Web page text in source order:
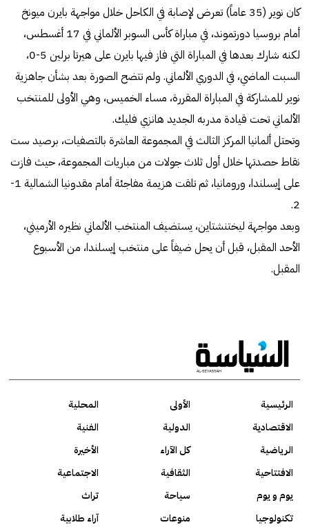
كان نوير (35 عاماً) تعرض لإصابة في الكاحل خلال مواجهة بايرن ميونخ
أمام بروسيا دورتموند، في مباراة كأس السوبر الألماني في 17 أغسطس،
لكنه شارك بعدها في المباراة التي فاز فيها بايرن على هيرتا برلين 5-0،
السبت الماضي، في الدوري الألماني. ولم تتضح الصورة بعد بشأن جاهزية
نوير للمشاركة في المباراة المقررة، مساء الخميس، وهي الأولى للمنتخب
الألماني تحت قيادة مدربه الجديد هانزي فليك.
وتحتل ألمانيا المركز الثالث في المجموعة العاشرة بالتصفيات، برصيد ست
نقاط حصدتها خلال أول ثلاث جولات من مباريات المجموعة، حيث فازت
على إيسلندا، ورومانيا، ثم تلقت هزيمة مفاجئة أمام مقدونيا الشمالية 1-
2.
وبعد مواجهة ليختنشتاين، يستضيف المنتخب الألماني نظيره الأرميني،
الأحد المقبل، قبل أن يحل ضيفاً على منتخب إيسلندا، من الأسبوع
المقبل.
الرئيسية الأولى
المحلية
الاقتصادية
الدولية
الفنية
الرياضية
كل الآراء
الأخيرة
الافتتاحية
الثقافية
الاجتماعية
يوم و يوم
سياحة
تراث
تكنولوجيا
منوعات آراء طلابية